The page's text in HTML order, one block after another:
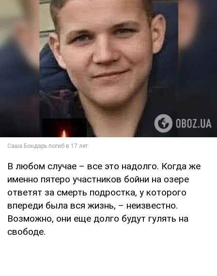
В любом случае – все это надолго. Когда же
именно пятеро участников бойни на озере
ответят за смерть подростка, у которого
впереди была вся жизнь, – неизвестно.
Возможно, они еще долго будут гулять на
свободе.